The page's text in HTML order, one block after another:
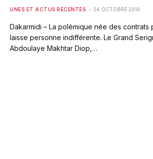
UNES ET ACTUS RÉCENTES 24 OCTOBRE 2016
Dakarmidi – La polémique née des contrats
laisse personne indifférente. Le Grand
Abdoulaye Makhtar Diop,…